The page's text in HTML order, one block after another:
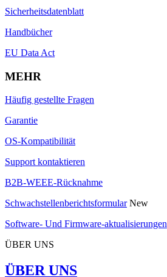
Sicherheitsdatenblatt
Handbücher
EU Data Act
MEHR
Häufig gestellte Fragen
Garantie
OS-Kompatibilität
Support kontaktieren
B2B-WEEE-Rücknahme
Schwachstellenberichtsformular New
Software- Und Firmware-aktualisierungen
ÜBER UNS
ÜBER UNS